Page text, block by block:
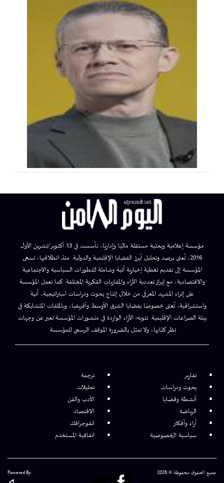
مؤسسة إعلامية وبحثية مستقلة ماليًا وإداريًا، تأسست في 13 أكتوبر/تشرين الأول
2016، تُعنى برصد وتحليل أبرز القضايا الإقليمية والدولية. منذ انطلاقتها، تسعى
المؤسسة إلى تقديم تغطية إخبارية آنية وشاملة للتطورات السياسية والاجتماعية
والاقتصادية، مع إبراز تعددية الآراء والمقاربات الفكرية المختلفة. كما تعمل المؤسسة
على إثراء المشهد المعرفي من خلال إنتاج بحوث ودراسات استراتيجية، آنية
واستشرافية، تُعنى خصوصًا بقضايا الشرق الأوسط وأفريقيا، وبالملفات المتشابكة في
بيئة الصراعات الإقليمية. تنويه: الآراء الواردة في منشورات المؤسسة تعبر عن وجهات
نظر كتّابها، ولا تمثل بالضرورة الموقف الرسمي للمؤسسة.
تقارير
ترجمة
بحوث ودراسات
تحليلات
أنشطة وقضايا
الأدب والفن
الرياضة
الاقتصاد
آراء وأفكار
انفوجرافك
سياسية الخصوصية
اتفاقية المستخدم
جميع الحقوق محفوظة © 2026 Powered By: